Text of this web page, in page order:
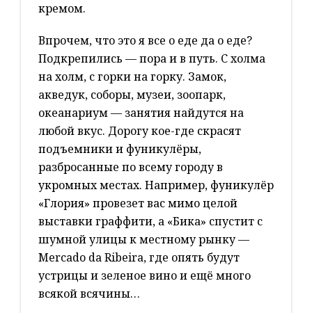
кремом.
Впрочем, что это я все о еде да о еде?
Подкрепились — пора и в путь. С холма
на холм, с горки на горку. Замок,
акведук, соборы, музеи, зоопарк,
океанариум — занятия найдутся на
любой вкус. Дорогу кое-где скрасят
подъемники и фуникулёры,
разбросанные по всему городу в
укромных местах. Например, фуникулёр
«Глория» провезет вас мимо целой
выставки граффити, а «Бика» спустит с
шумной улицы к местному рынку —
Mercado da Ribeira, где опять будут
устрицы и зеленое вино и ещё много
всякой всячины…